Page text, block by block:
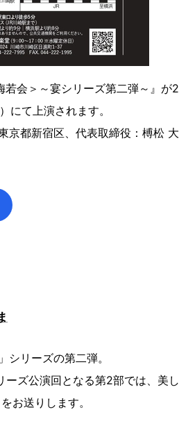
会＞～宴シリーズ第二弾～』が2
て上演されます。
京都新宿区、代表取締役：榑松 大
リーズの第二弾。
ズ公演回となる第2部では、美し
お送りします。